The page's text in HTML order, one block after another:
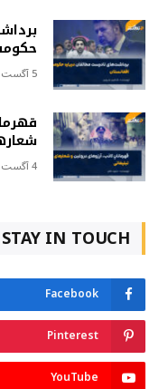
5 آگست 2026
4 آگست 2026
STAY IN TOUCH
Facebook
Pinterest
YouTube